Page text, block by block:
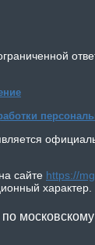
сайте https://
характер.